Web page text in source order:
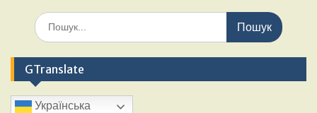
Шукати:
GTranslate
Українська